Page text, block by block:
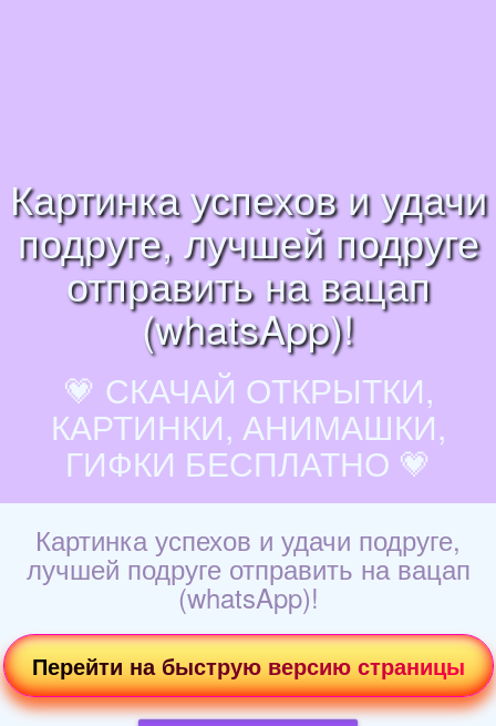
Картинка успехов и удачи
подруге, лучшей подруге
отправить на вацап
(whatsApp)!
💗 СКАЧАЙ ОТКРЫТКИ,
КАРТИНКИ, АНИМАШКИ,
ГИФКИ БЕСПЛАТНО 💗
Картинка успехов и удачи подруге,
лучшей подруге отправить на вацап
(whatsApp)!
Перейти на быструю версию страницы